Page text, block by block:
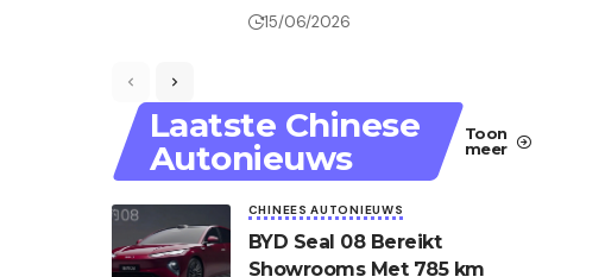
15/06/2026
Laatste Chinese
Autonieuws
Toon
meer
CHINEES AUTONIEUWS
BYD Seal 08 Bereikt
Showrooms Met 785 km